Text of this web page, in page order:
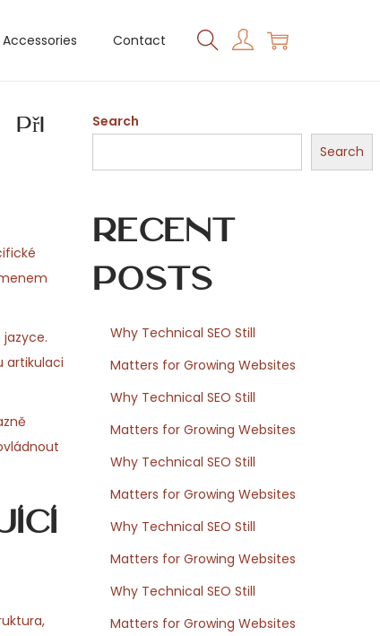
Accessories Contact
při
artikulaci
Search
Search
Recent
Posts
Why Technical SEO Still
Matters for Growing Websites
Why Technical SEO Still
Matters for Growing Websites
Why Technical SEO Still
Matters for Growing Websites
Why Technical SEO Still
Matters for Growing Websites
Why Technical SEO Still
Matters for Growing Websites